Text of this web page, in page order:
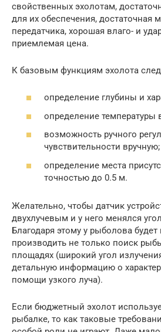
свойственных эхолотам,
для их обеспечения, достаточная
передатчика, хорошая влаго- и
приемлемая цена.
К базовым функциям эхолота
определение глубины и
определение температуры
возможность ручного
чувствительности вручную;
определение места
точностью до 0.5 м.
Желательно, чтобы датчик
двухлучевым и у него менялся
Благодаря этому у рыболова
производить не только поиск
площадях (широкий угол
детальную информацию о
помощи узкого луча).
Если бюджетный эхолот
рыбалке, то как таковые